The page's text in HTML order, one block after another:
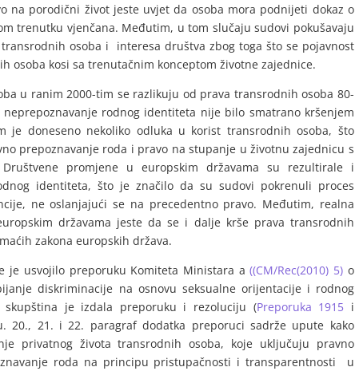
na porodični život jeste uvjet da osoba mora podnijeti dokaz o
trenutku vjenčana. Međutim, u tom slučaju sudovi pokušavaju
osoba i interesa društva zbog toga što se pojavnost
osoba kosi sa trenutačnim konceptom životne zajednice.
u ranim 2000-tim se razlikuju od prava transrodnih osoba 80-
rodnog identiteta nije bilo smatrano kršenjem
je doneseno nekoliko odluka u korist transrodnih osoba, što
prepoznavanje roda i pravo na stupanje u životnu zajednicu s
Društvene promjene u europskim državama su rezultirale i
identiteta, što je značilo da su sudovi pokrenuli proces
ne oslanjajući se na precedentno pravo. Međutim, realna
državama jeste da se i dalje krše prava transrodnih
zakona europskih država.
je usvojilo preporuku Komiteta Ministara a((CM/Rec(2010) 5) o
diskriminacije na osnovu seksualne orijentacije i rodnog
skupština je izdala preporuku i rezoluciju (Preporuka 1915 i
20., 21. i 22. paragraf dodatka preporuci sadrže upute kako
privatnog života transrodnih osoba, koje uključuju pravno
roda na principu pristupačnosti i transparentnosti u